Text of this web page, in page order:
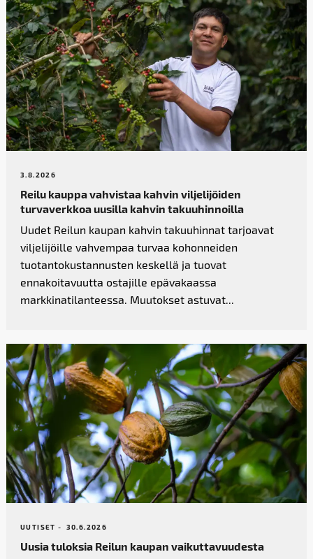
3.8.2026
Reilu kauppa vahvistaa kahvin­ viljelijöiden
turvaverkkoa uusilla kahvin takuuhinnoilla
Uudet Reilun kaupan kahvin takuuhinnat tarjoavat
viljelijöille vahvempaa turvaa kohonneiden
tuotantokustannusten keskellä ja tuovat
ennakoitavuutta ostajille epävakaassa
markkinatilanteessa. Muutokset astuvat...
UUTISET - 30.6.2026
Uusia tuloksia Reilun kaupan vaikutta­vuudesta